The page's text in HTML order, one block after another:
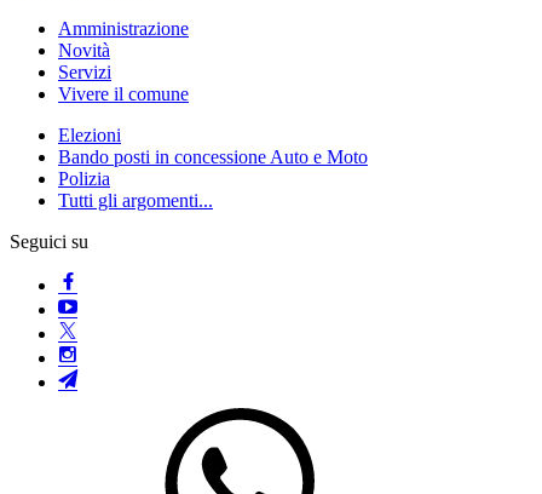
Amministrazione
Novità
Servizi
Vivere il comune
Elezioni
Bando posti in concessione Auto e Moto
Polizia
Tutti gli argomenti...
Seguici su